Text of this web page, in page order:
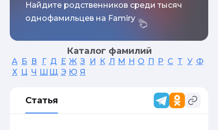
Найдите родственников среди тысяч
однофамильцев на Famiry
Каталог фамилий
А Б В Г Д Е Ж З И К Л М Н О П Р С Т У Ф
Х Ц Ч Ш Щ Э Ю Я
Статья